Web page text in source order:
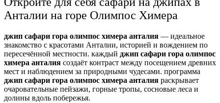
Анталии на горе Олимпос Химера
джип сафари гора олимпос химера анталия — идеальное
знакомство с красотами Анталии, историей и вождением по
пересечённой местности. каждый джип сафари гора олимпос
химера анталия создаёт контраст между посещением древних
мест и наблюдением за природными чудесами. программа
джип сафари гора олимпос химера анталия раскрывает
очаровательные пейзажи, горные тропы, сосновые леса и
долины вдоль побережья.